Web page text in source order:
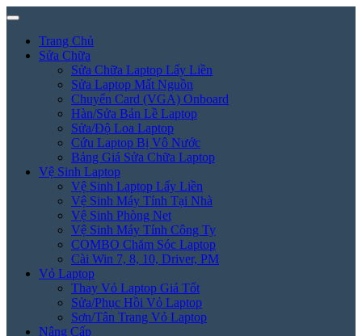
Trang Chủ
Sửa Chữa
Sửa Chữa Laptop Lấy Liền
Sửa Laptop Mất Nguồn
Chuyển Card (VGA) Onboard
Hàn/Sửa Bản Lề Laptop
Sửa/Độ Loa Laptop
Cứu Laptop Bị Vô Nước
Bảng Giá Sửa Chữa Laptop
Vệ Sinh Laptop
Vệ Sinh Laptop Lấy Liền
Vệ Sinh Máy Tính Tại Nhà
Vệ Sinh Phòng Net
Vệ Sinh Máy Tính Công Ty
COMBO Chăm Sóc Laptop
Cài Win 7, 8, 10, Driver, PM
Vỏ Laptop
Thay Vỏ Laptop Giá Tốt
Sửa/Phục Hồi Vỏ Laptop
Sơn/Tân Trang Vỏ Laptop
Nâng Cấp